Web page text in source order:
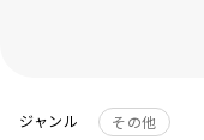
ジャンル
その他